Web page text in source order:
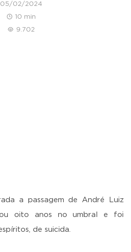
05/02/2024
10 min
9.702
a passagem de André Luiz
oito anos no umbral e foi
de suicida.